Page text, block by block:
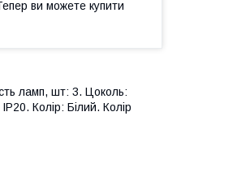
ви можете купити
ламп, шт: 3. Цоколь:
Колір: Білий. Колір